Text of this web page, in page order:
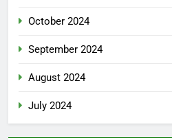
October 2024
September 2024
August 2024
July 2024